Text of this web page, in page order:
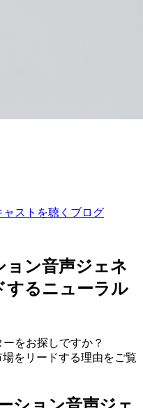
ストを聴く ブログ
ョン音声ジェネ
するニューラル
をお探しですか？
をリードする理由をご覧